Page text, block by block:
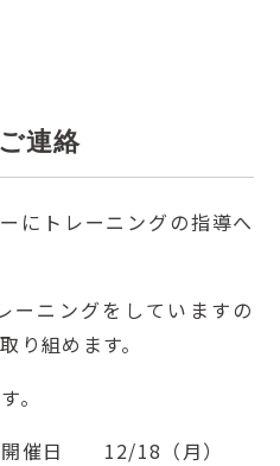
連絡
にトレーニングの指導へ
ーニングをしていますの
り組めます。
。
開催日 12/18（月）